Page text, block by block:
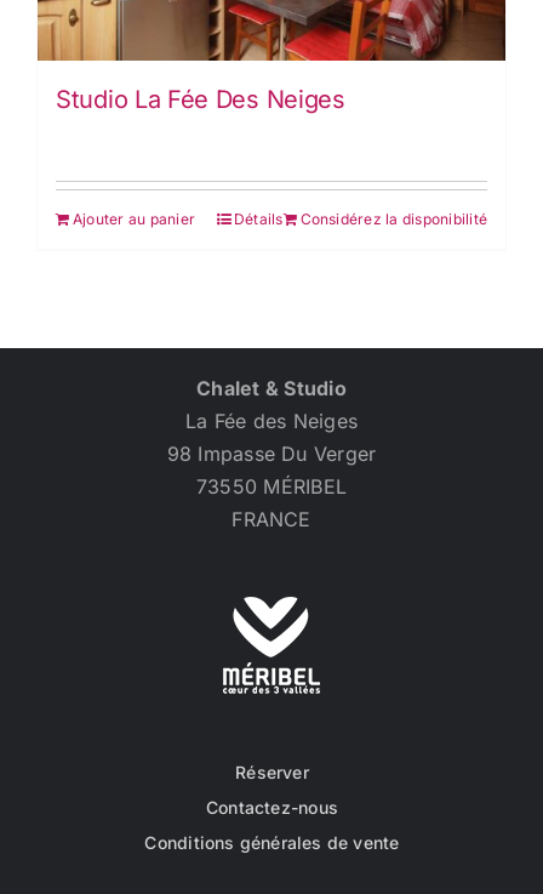
Studio La Fée Des Neiges
Ajouter au panier Considérez la disponibilité
Détails
Chalet & Studio
La Fée des Neiges
98 Impasse Du Verger
73550 MÉRIBEL
FRANCE
Réserver
Contactez-nous
Conditions générales de vente